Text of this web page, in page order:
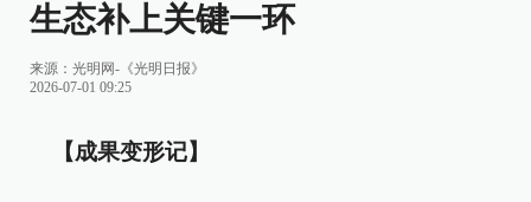
生态补上关键一环
来源： 光明网-《光明日报》
2026-07-01 09:25
【成果变形记】